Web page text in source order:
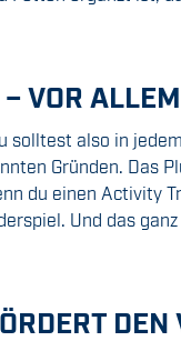
– VOR
solltest also in
Gründen. Das
du einen Activity
Und das
DEN